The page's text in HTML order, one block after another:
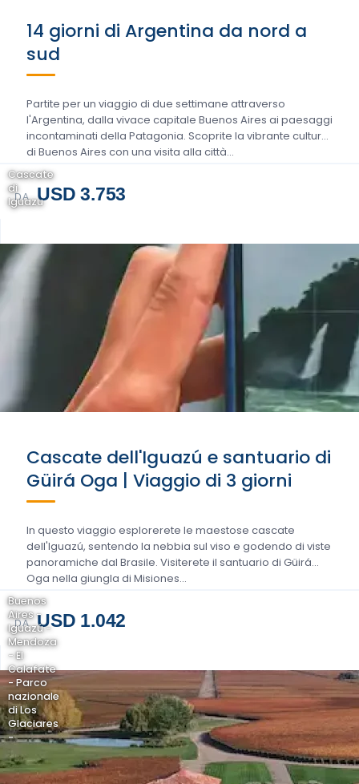
14 giorni di Argentina da nord a
sud
Partite per un viaggio di due settimane attraverso
l'Argentina, dalla vivace capitale Buenos Aires ai paesaggi
incontaminati della Patagonia. Scoprite la vibrante cultura
di Buenos Aires con una visita alla città...
DA USD 3.753
Cascate
di
Iguazu
Cascate dell'Iguazú e santuario di
Güirá Oga | Viaggio di 3 giorni
In questo viaggio esplorerete le maestose cascate
dell'Iguazú, sentendo la nebbia sul viso e godendo di viste
panoramiche dal Brasile. Visiterete il santuario di Güirá
Oga nella giungla di Misiones...
DA USD 1.042
Buenos
Aires -
Iguazú -
Mendoza
- El
Calafate
- Parco
nazionale
di Los
Glaciares
-